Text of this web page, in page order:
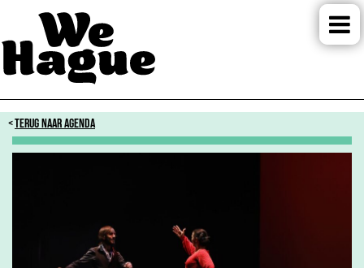
TERUG NAAR AGENDA